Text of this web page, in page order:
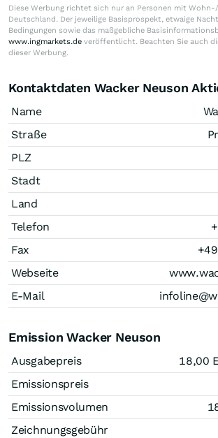
Diese Werbung richtet sich nur an Personen mit
Deutschland. Der jeweilige Basisprospekt, etwaige
Bedingungen sowie das maßgebliche
www.ingmarkets.de veröffentlicht. Beachten Sie auch
dieser Werbung.
Kontaktdaten Wacker Neuson
Name
Straße
PLZ
Stadt
Land
Telefon
Fax
Webseite
E-Mail
Emission Wacker Neuson
Ausgabepreis 18,00
Emissionspreis
Emissionsvolumen
Zeichnungsgebühr